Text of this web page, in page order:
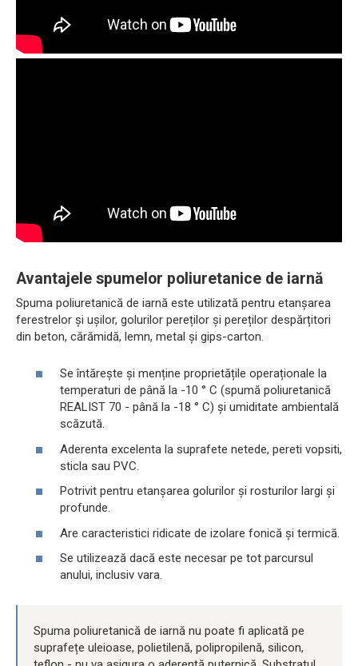
Avantajele spumelor poliuretanice de iarnă
Spuma poliuretanică de iarnă este utilizată pentru etanșarea
ferestrelor și ușilor, golurilor pereților și pereților despărțitori
din beton, cărămidă, lemn, metal și gips-carton.
Se întărește și menține proprietățile operaționale la
temperaturi de până la -10 ° С (spumă poliuretanică
REALIST 70 - până la -18 ° С) și umiditate ambientală
scăzută.
Aderenta excelenta la suprafete netede, pereti vopsiti,
sticla sau PVC.
Potrivit pentru etanșarea golurilor și rosturilor largi și
profunde.
Are caracteristici ridicate de izolare fonică și termică.
Se utilizează dacă este necesar pe tot parcursul
anului, inclusiv vara.
Spuma poliuretanică de iarnă nu poate fi aplicată pe
suprafețe uleioase, polietilenă, polipropilenă, silicon,